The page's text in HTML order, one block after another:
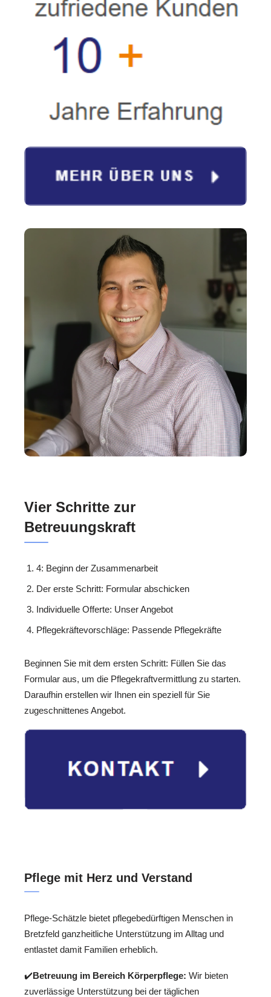
Vier Schritte zur
Betreuungskraft
4: Beginn der Zusammenarbeit
Der erste Schritt: Formular abschicken
Individuelle Offerte: Unser Angebot
Pflegekräftevorschläge: Passende Pflegekräfte
Beginnen Sie mit dem ersten Schritt: Füllen Sie das
Formular aus, um die Pflegekraftvermittlung zu starten.
Daraufhin erstellen wir Ihnen ein speziell für Sie
zugeschnittenes Angebot.
Pflege mit Herz und Verstand
Pflege-Schätzle bietet pflegebedürftigen Menschen in
Bretzfeld ganzheitliche Unterstützung im Alltag und
entlastet damit Familien erheblich.
✔️Betreuung im Bereich Körperpflege: Wir bieten
zuverlässige Unterstützung bei der täglichen